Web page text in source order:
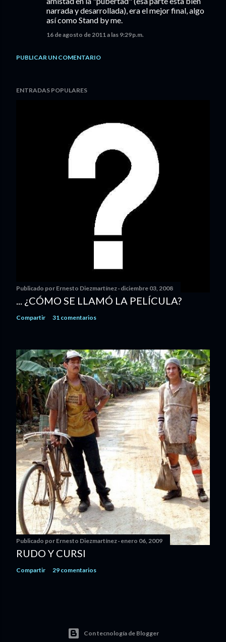
narrada y desarrollada), era el mejor final, algo
así como Stand by me.
16 de agosto de 2011 a las 9:29 p.m.
PUBLICAR UN COMENTARIO
ENTRADAS POPULARES
Publicado por Ernesto Diezmartínez diciembre 03, 2008
... ¿CÓMO SE LLAMÓ LA PELÍCULA?
Compartir 31 comentarios
Publicado por Ernesto Diezmartínez enero 06, 2009
RUDO Y CURSI
Compartir 29 comentarios
Con tecnología de Blogger